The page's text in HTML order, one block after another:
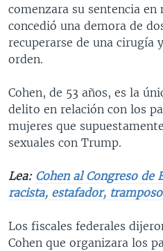
comenzara su sentencia
concedió una demora de
recuperarse de una cirugía
orden.
Cohen, de 53 años, es la
delito en relación con los
mujeres que
sexuales con Trump.
Lea: Cohen al Congreso de
racista, estafador,
Los fiscales federales
Cohen que organizara los